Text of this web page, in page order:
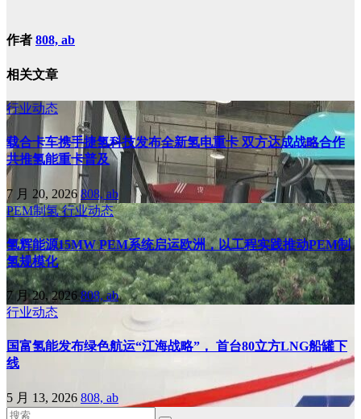
作者 808, ab
相关文章
行业动态
载合卡车携手捷氢科技发布全新氢电重卡 双方达成战略合作
共推氢能重卡普及
7 月 20, 2026808, ab
PEM制氢行业动态
氢辉能源15MW PEM系统启运欧洲，以工程实践推动PEM制
氢规模化
7 月 20, 2026808, ab
行业动态
国富氢能发布绿色航运“江海战略”， 首台80立方LNG船罐下
线
5 月 13, 2026 808, ab